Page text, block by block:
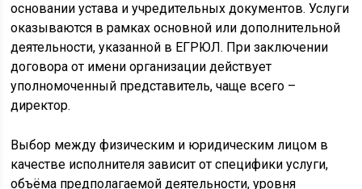
основании устава и учредительных документов. Услуги
оказываются в рамках основной или дополнительной
деятельности, указанной в ЕГРЮЛ. При заключении
договора от имени организации действует
уполномоченный представитель, чаще всего –
директор.
Выбор между физическим и юридическим лицом в
качестве исполнителя зависит от специфики услуги,
объёма предполагаемой деятельности, уровня